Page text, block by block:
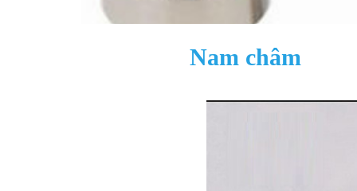
Nam châm